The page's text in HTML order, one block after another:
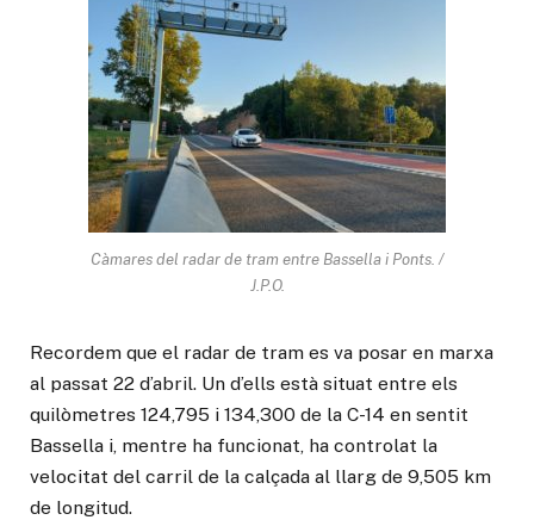
Càmares del radar de tram entre Bassella i Ponts. /
J.P.O.
Recordem que el radar de tram es va posar en marxa
al passat 22 d’abril. Un d’ells està situat entre els
quilòmetres 124,795 i 134,300 de la C-14 en sentit
Bassella i, mentre ha funcionat, ha controlat la
velocitat del carril de la calçada al llarg de 9,505 km
de longitud.